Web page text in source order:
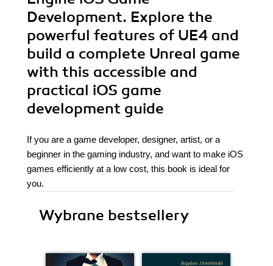
Development. Explore the
powerful features of UE4 and
build a complete Unreal game
with this accessible and
practical iOS game
development guide
If you are a game developer, designer, artist, or a
beginner in the gaming industry, and want to make iOS
games efficiently at a low cost, this book is ideal for
you.
Wybrane bestsellery